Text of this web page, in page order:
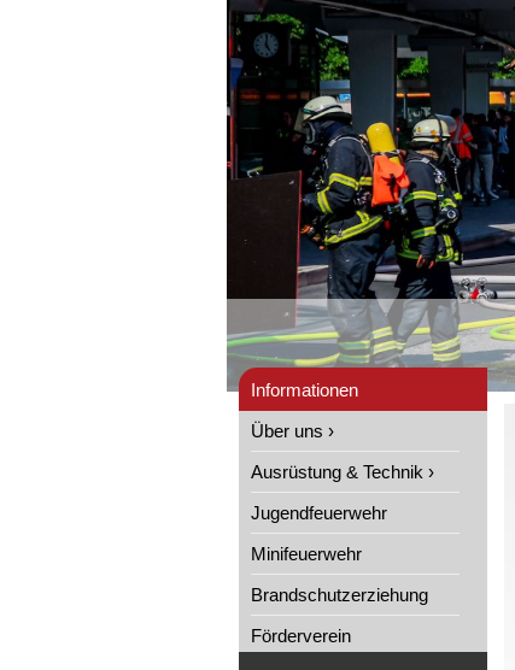
Informationen
Über uns ›
Ausrüstung & Technik ›
Jugendfeuerwehr
Minifeuerwehr
Brandschutzerziehung
Förderverein